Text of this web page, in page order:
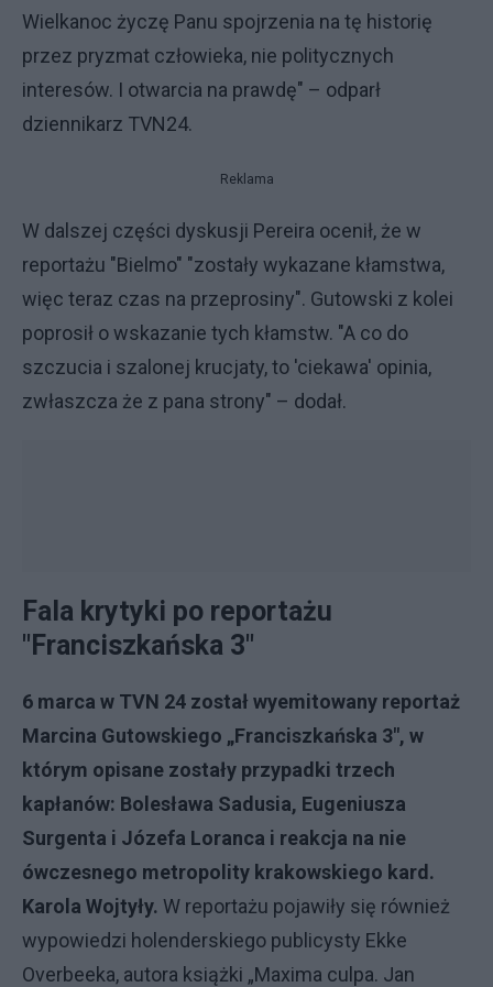
Wielkanoc życzę Panu spojrzenia na tę historię
przez pryzmat człowieka, nie politycznych
interesów. I otwarcia na prawdę" – odparł
dziennikarz TVN24.
Reklama
W dalszej części dyskusji Pereira ocenił, że w
reportażu "Bielmo" "zostały wykazane kłamstwa,
więc teraz czas na przeprosiny". Gutowski z kolei
poprosił o wskazanie tych kłamstw. "A co do
szczucia i szalonej krucjaty, to 'ciekawa' opinia,
zwłaszcza że z pana strony" – dodał.
Fala krytyki po reportażu
"Franciszkańska 3"
6 marca w TVN 24 został wyemitowany reportaż
Marcina Gutowskiego „Franciszkańska 3", w
którym opisane zostały przypadki trzech
kapłanów: Bolesława Sadusia, Eugeniusza
Surgenta i Józefa Loranca i reakcja na nie
ówczesnego metropolity krakowskiego kard.
Karola Wojtyły. W reportażu pojawiły się również
wypowiedzi holenderskiego publicysty Ekke
Overbeeka, autora książki „Maxima culpa. Jan